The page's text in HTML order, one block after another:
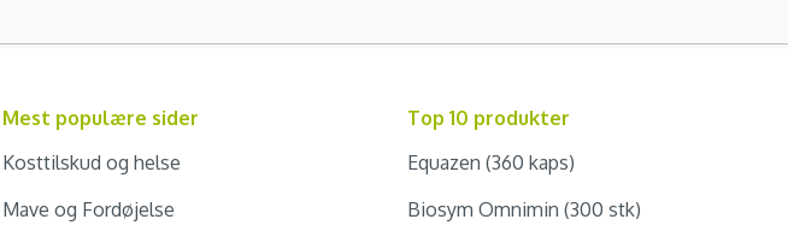
Mest populære sider
Kosttilskud og helse
Mave og Fordøjelse
Top 10 produkter
Equazen (360 kaps)
Biosym Omnimin (300 stk)